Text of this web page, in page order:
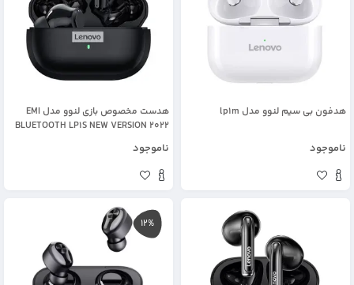
هدفون بی سیم لنوو مدل lp1m
ناموجود
هدست مخصوص بازی لنوو مدل EMI
BLUETOOTH LP1S NEW VERSION 2022
ناموجود
12%